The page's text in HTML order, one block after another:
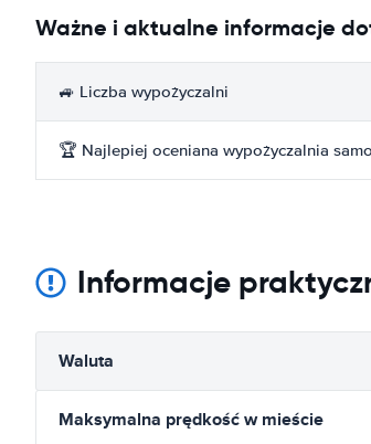
Ważne i aktualne informacje
🚙 Liczba wypożyczalni
🏆 Najlepiej oceniana wypożyczalnia
Informacje
Waluta
Maksymalna prędkość w mieście